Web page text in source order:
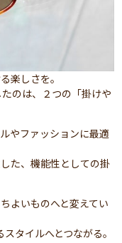
楽しさを。
のは、２つの「掛けや
やファッションに最適
た、機能性としての掛
よいものへと変えてい
タイルへとつながる。